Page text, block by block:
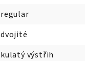
regular
dvojité
kulatý výstřih